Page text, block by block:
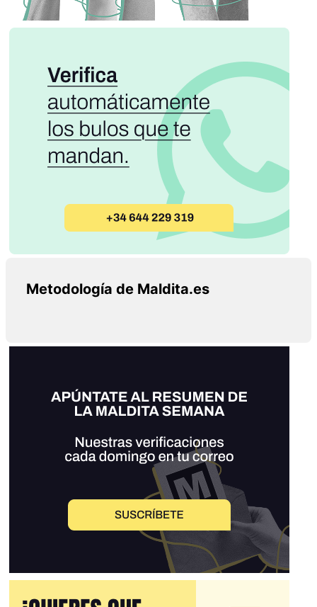
Metodología de Maldita.es